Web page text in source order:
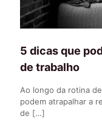
5 dicas que
de trabalho
Ao longo da rotina
podem atrapalhar a
de […]